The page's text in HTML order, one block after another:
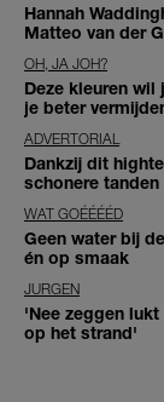
Hannah
Matteo van der
OH, JA JOH?
Deze kleuren wil
je beter
ADVERTORIAL
Dankzij dit
schonere tanden
WAT GOÉÉÉÉD
Geen water bij
én op smaak
JURGEN
'Nee zeggen
op het strand'